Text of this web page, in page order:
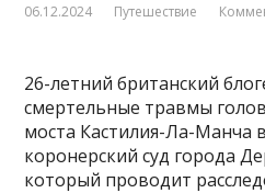
06.12.2024 Путешествие
26-летний британский
смертельные травмы
моста Кастилия-Ла-Манча
коронерский суд города
который проводит